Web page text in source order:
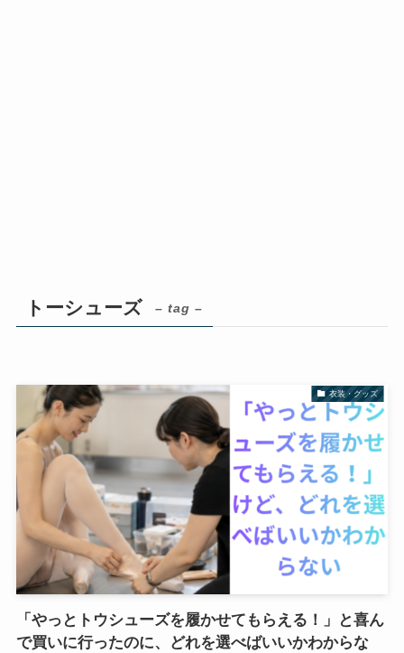
トーシューズ – tag –
衣装・グッズ
「やっとトウシューズを履かせてもらえる！」と喜ん
で買いに行ったのに、どれを選べばいいかわからな